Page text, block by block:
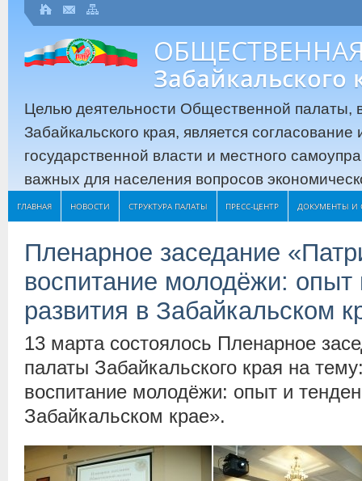
Забайкальского
Целью деятельности Общественной палаты,
Забайкальского края, является
государственной власти и местного
важных для населения вопросов
ГЛАВНАЯ НОВОСТИ СТРУКТУРА ПАЛАТЫ ПРЕСС-ЦЕНТР ДОКУМЕНТЫ И
Пленарное заседание
воспитание молодёжи: опыт
развития в Забайкальском
13 марта состоялось Пленарное
палаты Забайкальского края на
воспитание молодёжи: опыт и
Забайкальском крае».